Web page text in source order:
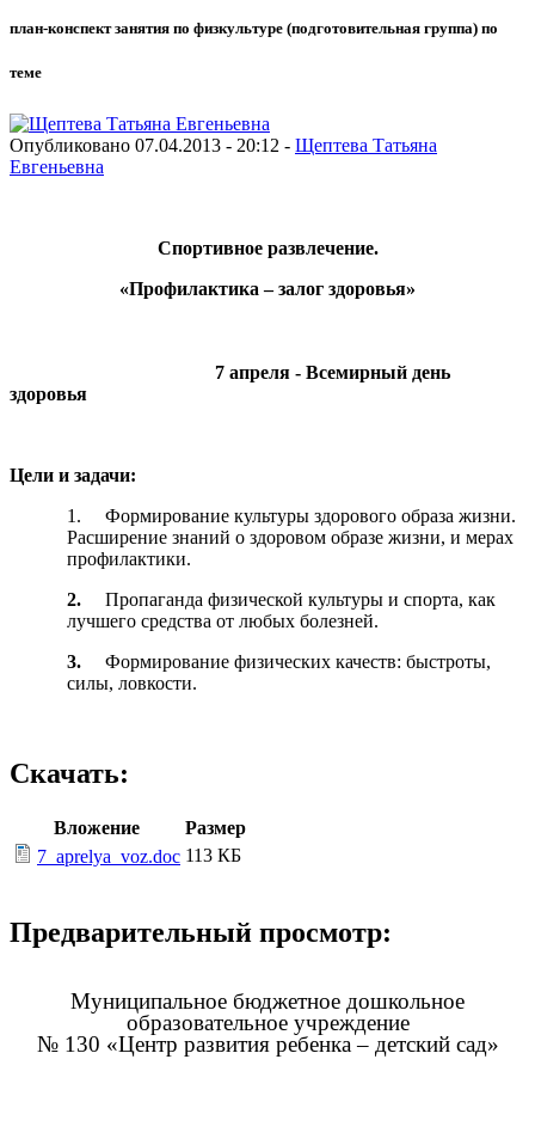
план-конспект занятия по физкультуре (подготовительная группа) по
теме
Опубликовано 07.04.2013 - 20:12 - Щептева Татьяна
Евгеньевна
Спортивное развлечение.
«Профилактика – залог здоровья»
7 апреля - Всемирный день
здоровья
Цели и задачи:
1. Формирование культуры здорового образа жизни.
Расширение знаний о здоровом образе жизни, и мерах
профилактики.
2. Пропаганда физической культуры и спорта, как
лучшего средства от любых болезней.
3. Формирование физических качеств: быстроты,
силы, ловкости.
Скачать:
Вложение
Размер
7_aprelya_voz.doc 113 КБ
Предварительный просмотр:
Муниципальное бюджетное дошкольное
образовательное учреждение
№ 130 «Центр развития ребенка – детский сад»